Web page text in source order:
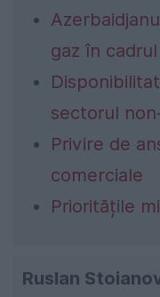
gaz în
sectorul
Privire de
comerciale
Prioritățile
Ruslan